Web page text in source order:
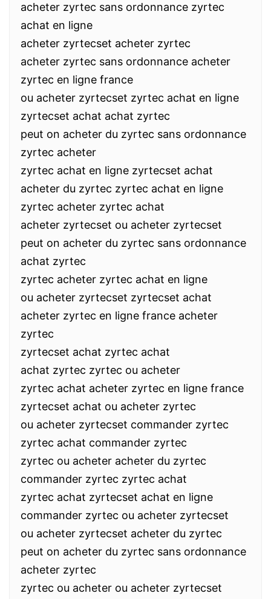
acheter zyrtec sans ordonnance zyrtec
achat en ligne
acheter zyrtecset acheter zyrtec
acheter zyrtec sans ordonnance acheter
zyrtec en ligne france
ou acheter zyrtecset zyrtec achat en ligne
zyrtecset achat achat zyrtec
peut on acheter du zyrtec sans ordonnance
zyrtec acheter
zyrtec achat en ligne zyrtecset achat
acheter du zyrtec zyrtec achat en ligne
zyrtec acheter zyrtec achat
acheter zyrtecset ou acheter zyrtecset
peut on acheter du zyrtec sans ordonnance
achat zyrtec
zyrtec acheter zyrtec achat en ligne
ou acheter zyrtecset zyrtecset achat
acheter zyrtec en ligne france acheter
zyrtec
zyrtecset achat zyrtec achat
achat zyrtec zyrtec ou acheter
zyrtec achat acheter zyrtec en ligne france
zyrtecset achat ou acheter zyrtec
ou acheter zyrtecset commander zyrtec
zyrtec achat commander zyrtec
zyrtec ou acheter acheter du zyrtec
commander zyrtec zyrtec achat
zyrtec achat zyrtecset achat en ligne
commander zyrtec ou acheter zyrtecset
ou acheter zyrtecset acheter du zyrtec
peut on acheter du zyrtec sans ordonnance
acheter zyrtec
zyrtec ou acheter ou acheter zyrtecset